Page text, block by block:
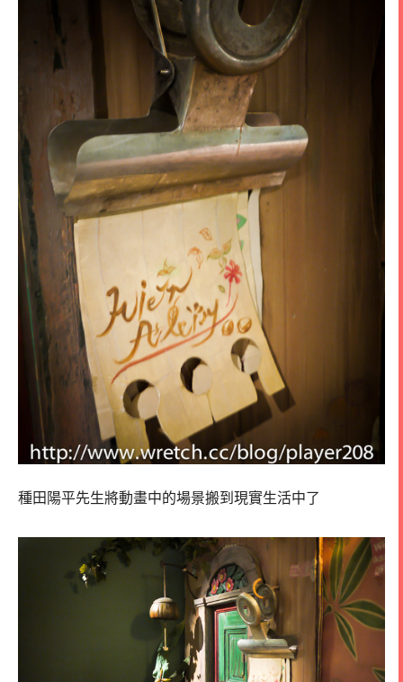
種田陽平先生將動畫中的場景搬到現實生活中了